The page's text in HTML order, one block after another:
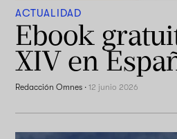
ACTUALIDAD
Ebook
XIV en
Redacción Omnes ·12 junio 2026